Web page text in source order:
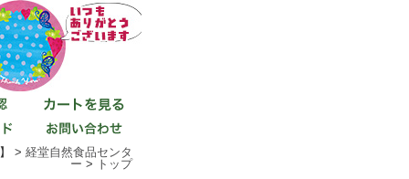
> 経堂自然食品センタ
ー > トップ